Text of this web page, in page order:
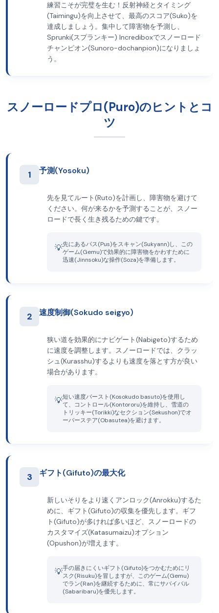
練習こそが完璧を生む！反射神経とタイミング
(Taimingu)を向上させて、最高のスコア(Suko)を
達成しましょう。集中して障害物を予測し、
Sprunki(スプランキー) Incrediboxでスノーロード
チャンピオン(Sunoro-dochanpion)になりましょ
う。
スノーロードプロ(Puro)のヒントとコ
ツ
1 予測(Yosoku)
先を見てルート(Ruto)を計画し、障害物を避けて
ください。何が来るかを予測することが、スノー
ロードで長く生き残るための鍵です。
💡先にあるパス(Pus)をスキャン(Sukyann)し、この
ゲーム(Gemu)で効果的に障害物をかわすために
迅速(Jinnsoku)な操作(Soza)を準備します。
2 速度制御(Sokudo seigyo)
狭い道を効果的にナビゲート(Nabigeto)するため
に速度を調整します。スノーロードでは、クラッ
シュ(Kurasshu)するよりも速度を落とす方が良い
場合があります。
💡短い速度バースト(Kosokudo basuto)を使用し
て、コントロール(Kontororu)を維持し、雪道の
トリッキー(Torikki)なセクション(Sekushon)でオ
ーバーステア(Obasutea)を避けます。
3 ギフト(Gifuto)の最大化
新しいそりをより速くアンロック(Anrokku)するた
めに、ギフト(Gifuto)の収集を優先します。ギフ
ト(Gifuto)が多ければ多いほど、スノーロードの
カスタマイズ(Katasumaizu)オプション
(Opushon)が増えます。
💡手の届きにくいギフト(Gifuto)をつかむためにリ
スク(Risuku)を冒しますが、このゲーム(Gemu)
でラン(Ran)を継続するために、常にサバイバル
(Sabaribaru)を優先します。